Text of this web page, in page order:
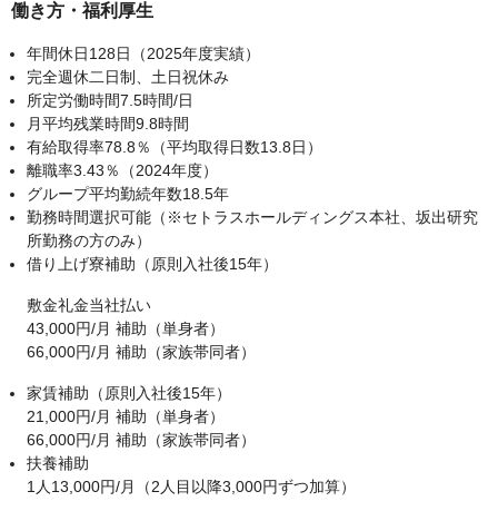
働き方・福利厚生
年間休日128日（2025年度実績）
完全週休二日制、土日祝休み
所定労働時間7.5時間/日
月平均残業時間9.8時間
有給取得率78.8％（平均取得日数13.8日）
離職率3.43％（2024年度）
グループ平均勤続年数18.5年
勤務時間選択可能（※セトラスホールディングス本社、坂出研究
所勤務の方のみ）
借り上げ寮補助（原則入社後15年）
敷金礼金当社払い
43,000円/月 補助（単身者）
66,000円/月 補助（家族帯同者）
家賃補助（原則入社後15年）
21,000円/月 補助（単身者）
66,000円/月 補助（家族帯同者）
扶養補助
1人13,000円/月（2人目以降3,000円ずつ加算）